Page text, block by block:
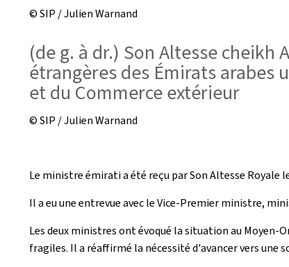
© SIP / Julien Warnand
(de g. à dr.) Son Altesse
étrangères des Émirats arabes
et du Commerce extérieur
© SIP / Julien Warnand
Le ministre émirati a été reçu par Son Altesse Royale
Il a eu une entrevue avec le Vice-Premier ministre,
Les deux ministres ont évoqué la situation au
fragiles. Il a réaffirmé la nécessité d'avancer vers